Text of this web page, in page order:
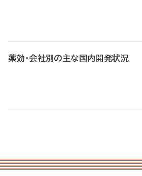
薬効・会社別の主な国内開発状況